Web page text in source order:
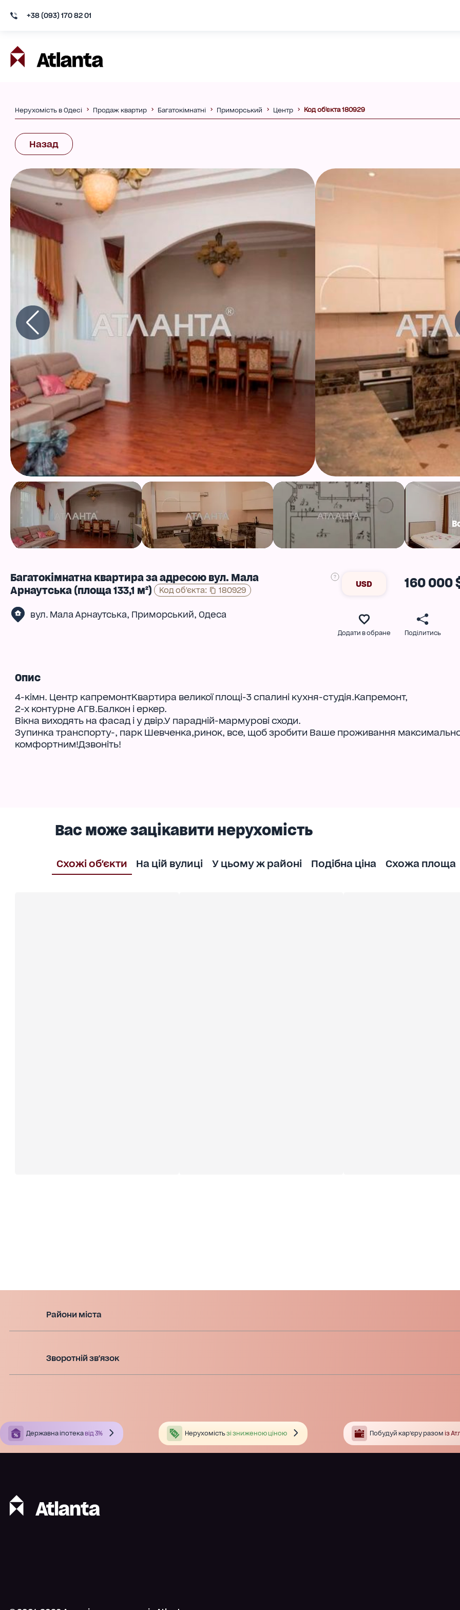
+38 (093) 170 82 01
Нерухомість в Одесі Продаж квартир Багатокімнатні Приморський Центр Код об'єкта 180929
Назад
Багатокімнатна квартира за адресою вул. Мала
Арнаутська (площа 133,1 м²)
Код об'єкта: 180929
вул. Мала Арнаутська, Приморський, Одеса
USD 160 000
Додати в обране Поділитись
Опис
4-кімн. Центр капремонтКвартира великої площі-3 спалині кухня-студія.Капремонт,
2-х контурне АГВ.Балкон і еркер.
Вікна виходять на фасад і у двір.У парадній-мармурові сходи.
Зупинка транспорту-, парк Шевченка,ринок, все, щоб зробити Ваше проживання
комфортним!Дзвоніть!
Вас може зацікавити нерухомість
Схожі об'єкти На цій вулиці У цьому ж районі Подібна ціна Схожа площа
Райони міста
Зворотній зв'язок
Державна іпотека від 3% Нерухомістьзі зниженою ціною Побудуй кар’єру разом із